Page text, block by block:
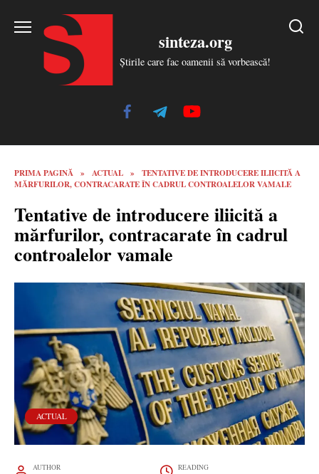
sinteza.org
Știrile care fac oamenii să vorbească!
PRIMA PAGINĂ » ACTUAL »
TENTATIVE DE INTRODUCERE ILIICITĂ A
MĂRFURILOR, CONTRACARATE ÎN CADRUL CONTROALELOR VAMALE
Tentative de introducere iliicită a
mărfurilor, contracarate în cadrul
controalelor vamale
ACTUAL
AUTHOR READING